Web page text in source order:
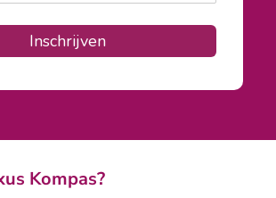
Inschrijven
Kompas?